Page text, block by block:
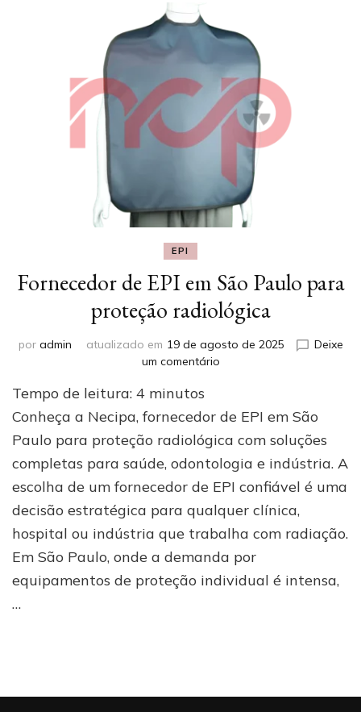
EPI
Fornecedor de EPI em São Paulo para
proteção radiológica
por admin atualizado em 19 de agosto de 2025
Deixe
um comentárioem
EPI
São
Paulo
para
proteção
radiológica
Tempo de leitura: 4 minutos
Conheça a Necipa, fornecedor de EPI em São
Paulo para proteção radiológica com soluções
completas para saúde, odontologia e indústria. A
escolha de um fornecedor de EPI confiável é uma
decisão estratégica para qualquer clínica,
hospital ou indústria que trabalha com radiação.
Em São Paulo, onde a demanda por
equipamentos de proteção individual é intensa,
…